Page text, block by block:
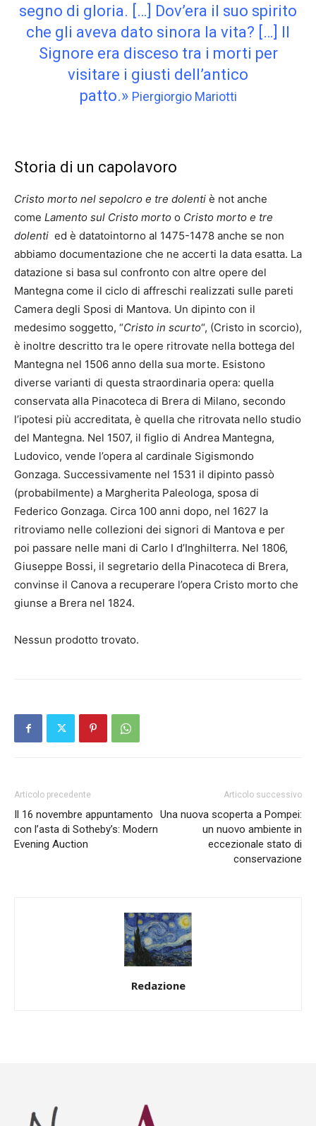
segno di gloria. […] Dov’era il suo spirito
che gli aveva dato sinora la vita? […] Il
Signore era disceso tra i morti per
visitare i giusti dell’antico
patto.» Piergiorgio Mariotti
Storia di un capolavoro
Cristo morto nel sepolcro e tre dolenti è not anche
come Lamento sul Cristo morto o Cristo morto e tre
dolenti ed è datatointorno al 1475-1478 anche se non
abbiamo documentazione che ne accerti la data esatta. La
datazione si basa sul confronto con altre opere del
Mantegna come il ciclo di affreschi realizzati sulle pareti
Camera degli Sposi di Mantova. Un dipinto con il
medesimo soggetto, “Cristo in scurto“, (Cristo in scorcio),
è inoltre descritto tra le opere ritrovate nella bottega del
Mantegna nel 1506 anno della sua morte. Esistono
diverse varianti di questa straordinaria opera: quella
conservata alla Pinacoteca di Brera di Milano, secondo
l’ipotesi più accreditata, è quella che ritrovata nello studio
del Mantegna. Nel 1507, il figlio di Andrea Mantegna,
Ludovico, vende l’opera al cardinale Sigismondo
Gonzaga. Successivamente nel 1531 il dipinto passò
(probabilmente) a Margherita Paleologa, sposa di
Federico Gonzaga. Circa 100 anni dopo, nel 1627 la
ritroviamo nelle collezioni dei signori di Mantova e per
poi passare nelle mani di Carlo I d’Inghilterra. Nel 1806,
Giuseppe Bossi, il segretario della Pinacoteca di Brera,
convinse il Canova a recuperare l’opera Cristo morto che
giunse a Brera nel 1824.
Nessun prodotto trovato.
Articolo precedente
Il 16 novembre appuntamento
con l’asta di Sotheby’s: Modern
Evening Auction
Articolo successivo
Una nuova scoperta a Pompei:
un nuovo ambiente in
eccezionale stato di
conservazione
Redazione